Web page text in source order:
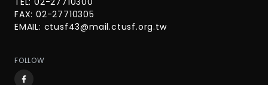
FAX: 02-27710305
EMAIL: ctusf43@mail.ctusf.org.tw
FOLLOW